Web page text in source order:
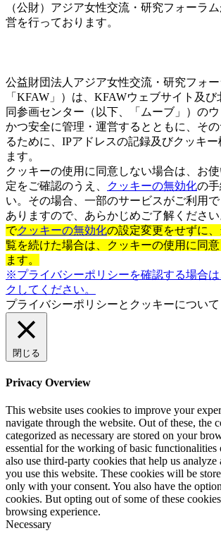
（公財）アジア女性交流・研究フォーラ
営を行っております。
公益財団法人アジア女性交流・研究フォー
「KFAW」）は、KFAWウェブサイト及
同参画センター（以下、「ムーブ」）の
かつ安全に管理・運営するとともに、そ
るために、IPアドレスの記録及びクッキ
ます。
クッキーの使用に同意しない場合は、お
定をご確認のうえ、
クッキーの無効化の
い。その場合、一部のサービスがご利用
ありますので、あらかじめご了解ください
でクッキーの無効化の設定変更をせずに
覧を続けた場合は、クッキーの使用に同
ます。
※プライバシーポリシーを確認する場合
クしてください。
プライバシーポリシーとクッキーについて
閉じる
Privacy Overview
This website uses cookies to improve your
navigate through the website. Out of these, the
categorized as necessary are stored on your
essential for the working of basic functionalities
also use third-party cookies that help us
you use this website. These cookies will be
only with your consent. You also have the
cookies. But opting out of some of these
browsing experience.
Necessary